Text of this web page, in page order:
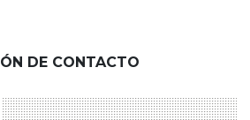
DE CONTACTO